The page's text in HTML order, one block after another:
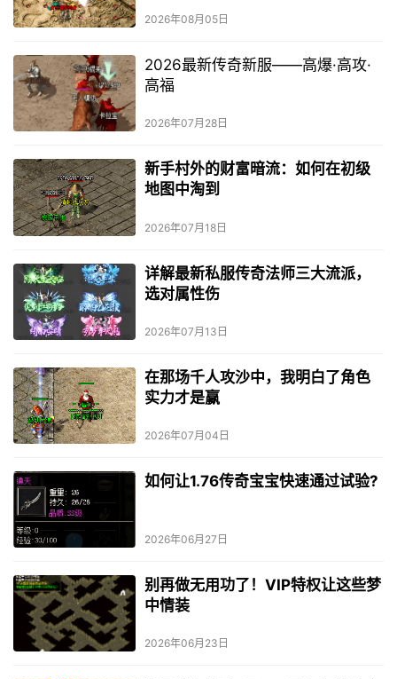
2026年08月05日
2026最新传奇新服——高爆·高攻·
高福
2026年07月28日
新手村外的财富暗流：如何在初级
地图中淘到
2026年07月18日
详解最新私服传奇法师三大流派，
选对属性伤
2026年07月13日
在那场千人攻沙中，我明白了角色
实力才是赢
2026年07月04日
如何让1.76传奇宝宝快速通过试验?
2026年06月27日
别再做无用功了！VIP特权让这些梦
中情装
2026年06月23日